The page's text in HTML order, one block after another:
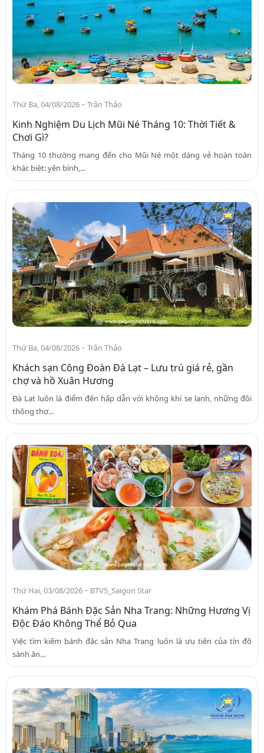
Thứ Ba, 04/08/2026 - Trần Thảo
Kinh Nghiệm Du Lịch Mũi Né Tháng 10: Thời Tiết &
Chơi Gì?
Tháng 10 thường mang đến cho Mũi Né một dáng vẻ hoàn toàn
khác biệt: yên bình,...
Thứ Ba, 04/08/2026 - Trần Thảo
Khách sạn Công Đoàn Đà Lạt – Lưu trú giá rẻ, gần
chợ và hồ Xuân Hương
Đà Lạt luôn là điểm đến hấp dẫn với không khí se lạnh, những đồi
thông thơ...
Thứ Hai, 03/08/2026 - BTV5_Saigon Star
Khám Phá Bánh Đặc Sản Nha Trang: Những Hương Vị
Độc Đáo Không Thể Bỏ Qua
Việc tìm kiếm bánh đặc sản Nha Trang luôn là ưu tiên của tín đồ
sành ăn...